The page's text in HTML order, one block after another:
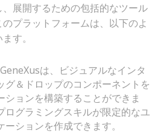
展開するための包括的なツール
プラットフォームは、以下のよ
す。
は、ビジュアルなインタ
グ＆ドロップのコンポーネントを
ションを構築することができま
ログラミングスキルが限定的なユ
ションを作成できます。